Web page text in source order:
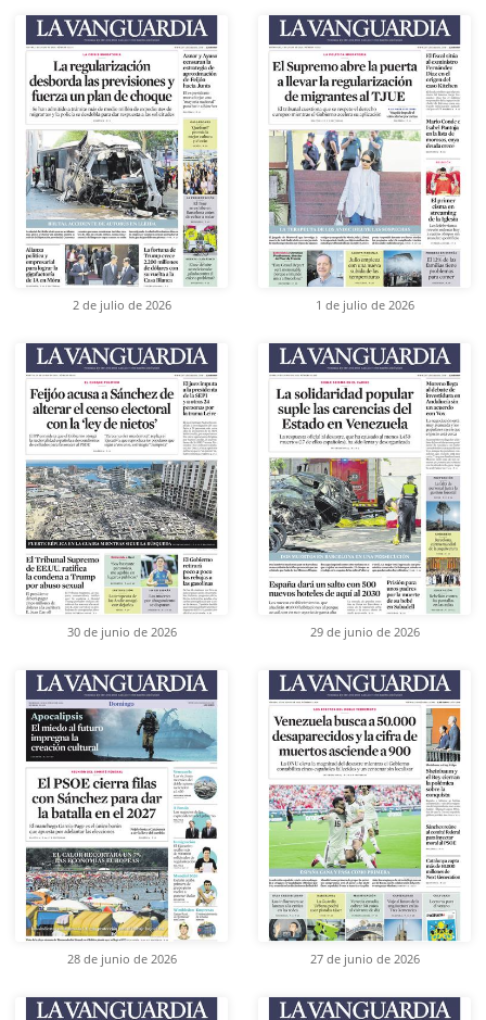
2 de julio de 2026 1 de julio de 2026
30 de junio de 2026 29 de junio de 2026
28 de junio de 2026 27 de junio de 2026